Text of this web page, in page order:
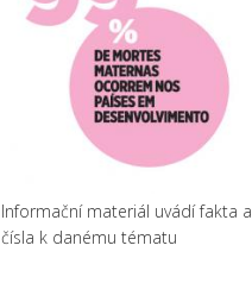
Informační materiál uvádí fakta a
čísla k danému tématu